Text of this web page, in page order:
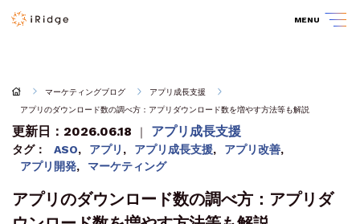
MENU
マーケティングブログ
アプリ成長支援
アプリのダウンロード数の調べ方：アプリダウンロード数を増やす方法等も解説
更新日：2026.06.18 ｜ アプリ成長支援
タグ： ASO, アプリ , アプリ成長支援, アプリ改善,
アプリ開発, マーケティング
アプリのダウンロード数の調べ方：アプリダ